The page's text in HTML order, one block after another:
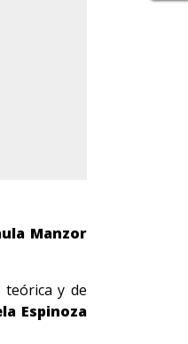
Manzor
teórica y de
Espinoza